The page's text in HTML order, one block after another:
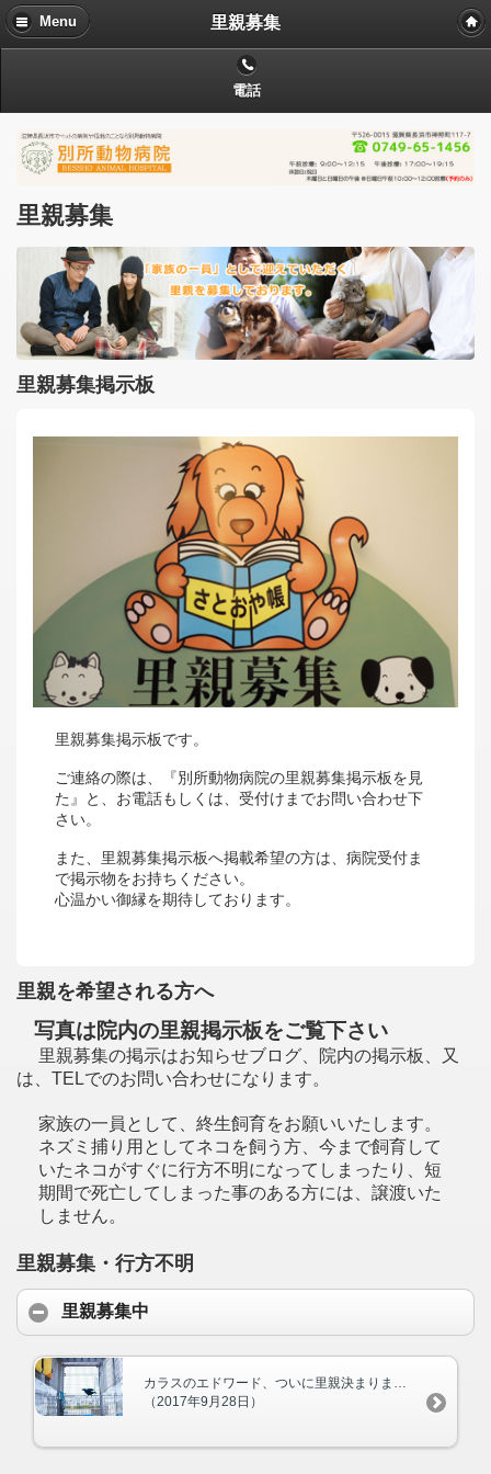
Menu 里親募集
電話
里親募集
里親募集掲示板
里親募集掲示板です。
ご連絡の際は、『別所動物病院の里親募集掲示板を見
た』と、お電話もしくは、受付けまでお問い合わせ下
さい。
また、里親募集掲示板へ掲載希望の方は、病院受付ま
で掲示物をお持ちください。
心温かい御縁を期待しております。
里親を希望される方へ
写真は院内の里親掲示板をご覧下さい
里親募集の掲示はお知らせブログ、院内の掲示板、又
は、TELでのお問い合わせになります。
家族の一員として、終生飼育をお願いいたします。
ネズミ捕り用としてネコを飼う方、今まで飼育して
いたネコがすぐに行方不明になってしまったり、短
期間で死亡してしまった事のある方には、譲渡いた
しません。
里親募集・行方不明
里親募集中
（2017年9月28日）